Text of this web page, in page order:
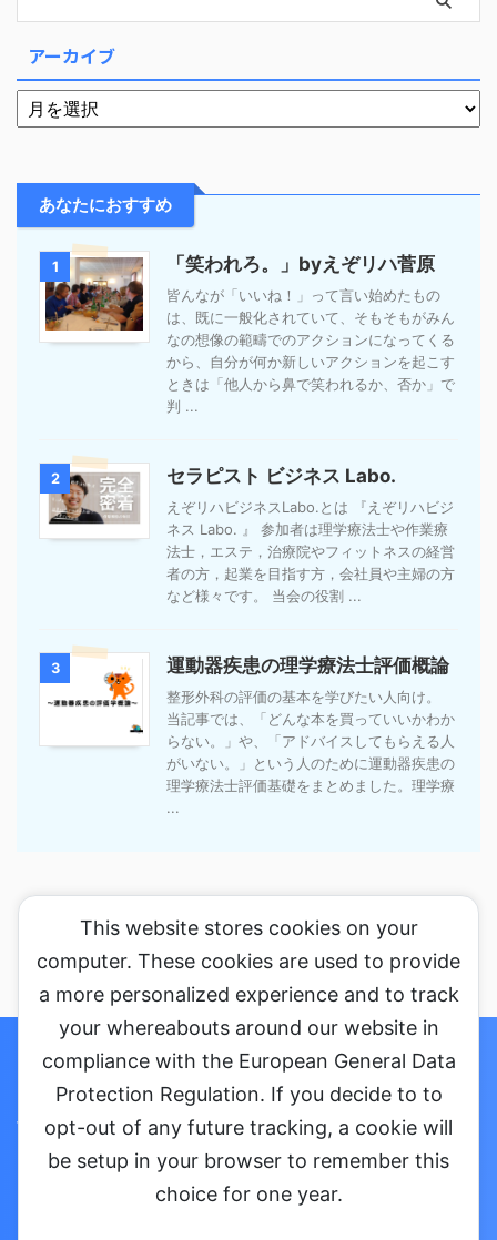
アーカイブ
あなたにおすすめ
1 「笑われろ。」byえぞリハ菅原
皆んなが「いいね！」って言い始めたもの
は、既に一般化されていて、そもそもがみん
なの想像の範疇でのアクションになってくる
から、自分が何か新しいアクションを起こす
ときは「他人から鼻で笑われるか、否か」で
判 ...
2 セラピスト ビジネス Labo.
えぞリハビジネスLabo.とは 『えぞリハビジ
ネス Labo. 』 参加者は理学療法士や作業療
法士，エステ，治療院やフィットネスの経営
者の方，起業を目指す方，会社員や主婦の方
など様々です。 当会の役割 ...
3 運動器疾患の理学療法士評価概論
整形外科の評価の基本を学びたい人向け。
当記事では、「どんな本を買っていいかわか
らない。」や、「アドバイスしてもらえる人
がいない。」という人のために運動器疾患の
理学療法士評価基礎をまとめました。理学療
...
セミナーに参加する お問い合わせ・ご依頼
プライバシーポリシー
会社概要
This website stores cookies on your
computer. These cookies are used to provide
a more personalized experience and to track
your whereabouts around our website in
compliance with the European General Data
Protection Regulation. If you decide to to
opt-out of any future tracking, a cookie will
be setup in your browser to remember this
choice for one year.